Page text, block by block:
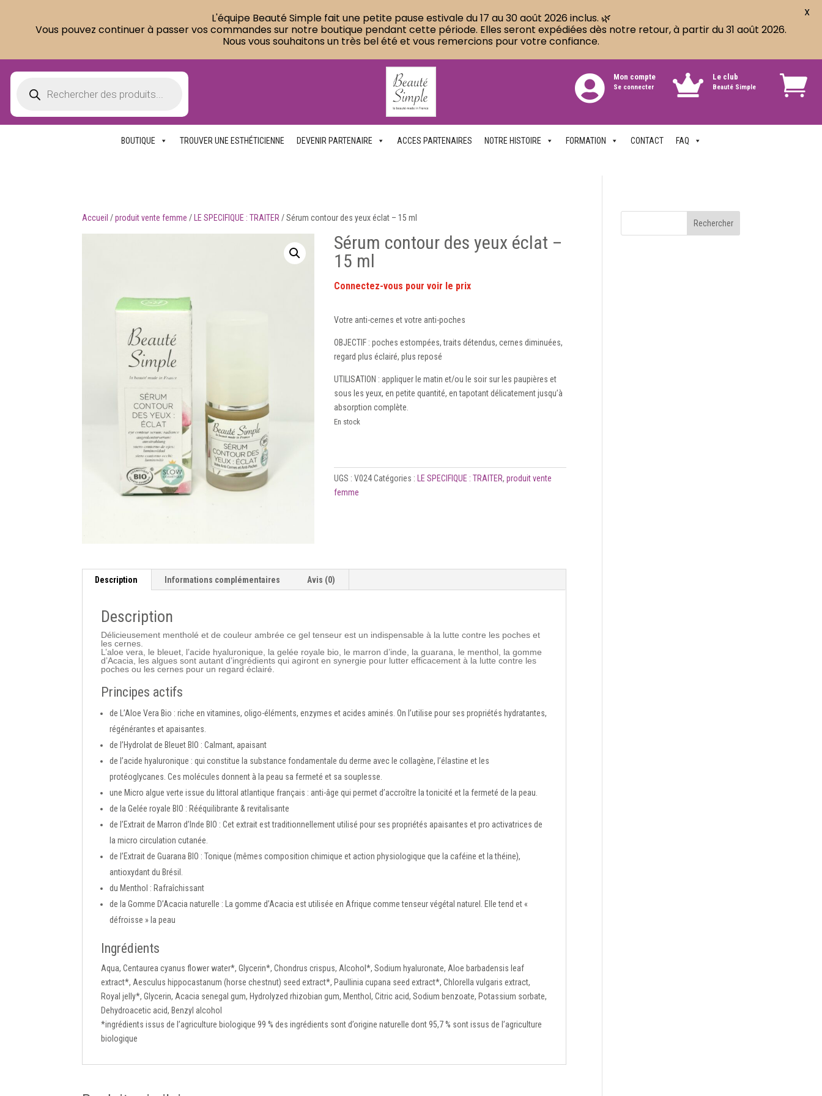
produits
 Mon compte
Se connecter  Le club
Beauté Simple
BOUTIQUE TROUVER UNE ESTHÉTICIENNE DEVENIR PARTENAIRE ACCES PARTENAIRES NOTRE HISTOIRE FORMATION CONTACT FAQ
Accueil /produit vente femme / LE SPECIFIQUE : TRAITER/Sérum contour des yeux éclat – 15 ml
Sérum contour des yeux éclat –
15 ml
Votre anti-cernes et votre anti-poches
OBJECTIF : poches estompées, traits détendus, cernes diminuées,
regard plus éclairé, plus reposé
UTILISATION : appliquer le matin et/ou le soir sur les paupières et
sous les yeux, en petite quantité, en tapotant délicatement jusqu’à
absorption complète.
En stock
UGS : V024Catégories : LE SPECIFIQUE : TRAITER,produit vente
femme
Description Informations complémentaires Avis (0)
Description
Délicieusement mentholé et de couleur ambrée ce gel tenseur est un indispensable à la lutte contre les poches et
les cernes.
L’aloe vera, le bleuet, l’acide hyaluronique, la gelée royale bio, le marron d’inde, la guarana, le menthol, la gomme
d’Acacia, les algues sont autant d’ingrédients qui agiront en synergie pour lutter efficacement à la lutte contre les
poches ou les cernes pour un regard éclairé.
Principes actifs
de L’Aloe Vera Bio :riche en vitamines, oligo-éléments, enzymes et acides aminés. On l’utilise pour ses propriétés hydratantes,
régénérantes et apaisantes.
de l’Hydrolat de Bleuet BIO :Calmant, apaisant
de l’acide hyaluronique :qui constitue la substance fondamentale du derme avec le collagène, l’élastine et les
protéoglycanes. Ces molécules donnent à la peau sa fermeté et sa souplesse.
une Micro algue verteissue du littoral atlantique français : anti-âge qui permet d’accroître la tonicité et la fermeté de la peau.
de laGelée royale BIO : Rééquilibrante & revitalisante
de l’Extrait de Marron d’Inde BIO :Cet extrait est traditionnellement utilisé pour ses propriétés apaisantes et pro activatrices de
la micro circulation cutanée.
de l’Extrait de Guarana BIO :Tonique (mêmes composition chimique et action physiologique que la caféine et la théine),
antioxydant du Brésil.
du Menthol : Rafraîchissant
de laGomme D’Acacia naturelle : La gomme d’Acacia est utilisée en Afrique comme tenseur végétal naturel. Elle tend et «
défroisse » la peau
Ingrédients
Aqua, Centaurea cyanus flower water*, Glycerin*, Chondrus crispus, Alcohol*, Sodium hyaluronate, Aloe barbadensis leaf
extract*, Aesculus hippocastanum (horse chestnut) seed extract*, Paullinia cupana seed extract*, Chlorella vulgaris extract,
Royal jelly*, Glycerin, Acacia senegal gum, Hydrolyzed rhizobian gum, Menthol, Citric acid, Sodium benzoate, Potassium sorbate,
Dehydroacetic acid, Benzyl alcohol
*ingrédients issus de l’agriculture biologique 99 % des ingrédients sont d’origine naturelle dont 95,7 % sont issus de l’agriculture
biologique
L'équipe Beauté Simple fait une petite pause estivale du 17 au 30 août 2026 inclus. 🌿
Vous pouvez continuer à passer vos commandes sur notre boutique pendant cette période. Elles seront expédiées dès notre retour, à partir du 31 août 2026.
Nous vous souhaitons un très bel été et vous remercions pour votre confiance.
X